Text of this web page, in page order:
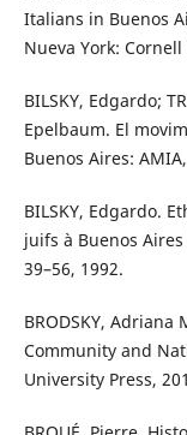
Italians in Buenos
Nueva York:
BILSKY, Edgardo;
Epelbaum. El
Buenos Aires:
BILSKY, Edgardo.
juifs à Buenos
39–56, 1992.
BRODSKY,
Community and
University Press,